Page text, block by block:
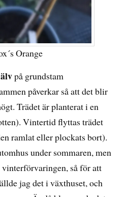
Orange
på grundstam
påverkar så att det blir
Trädet är planterat i en
Vintertid flyttas trädet
ramlat eller plockats bort).
under sommaren, men
så för att
jag det i växthuset, och